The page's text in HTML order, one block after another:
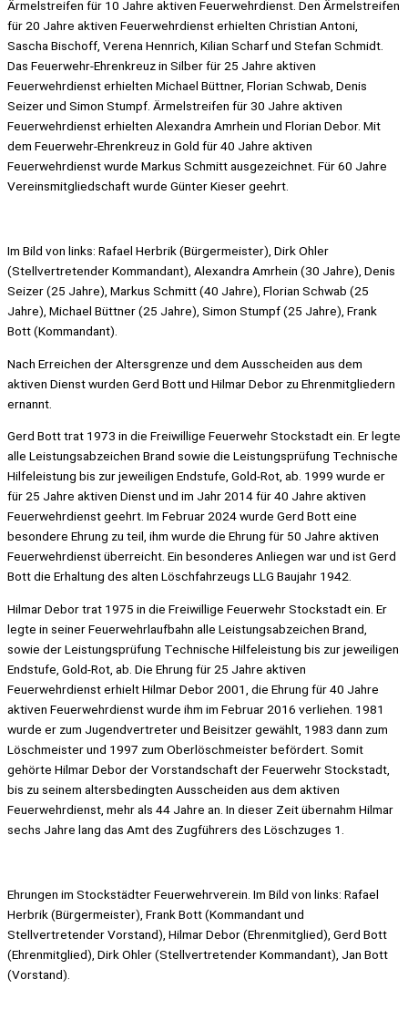
Ärmelstreifen für 10 Jahre aktiven Feuerwehrdienst. Den Ärmelstreifen
für 20 Jahre aktiven Feuerwehrdienst erhielten Christian Antoni,
Sascha Bischoff, Verena Hennrich, Kilian Scharf und Stefan Schmidt.
Das Feuerwehr-Ehrenkreuz in Silber für 25 Jahre aktiven
Feuerwehrdienst erhielten Michael Büttner, Florian Schwab, Denis
Seizer und Simon Stumpf. Ärmelstreifen für 30 Jahre aktiven
Feuerwehrdienst erhielten Alexandra Amrhein und Florian Debor. Mit
dem Feuerwehr-Ehrenkreuz in Gold für 40 Jahre aktiven
Feuerwehrdienst wurde Markus Schmitt ausgezeichnet. Für 60 Jahre
Vereinsmitgliedschaft wurde Günter Kieser geehrt.
Im Bild von links: Rafael Herbrik (Bürgermeister), Dirk Ohler
(Stellvertretender Kommandant), Alexandra Amrhein (30 Jahre), Denis
Seizer (25 Jahre), Markus Schmitt (40 Jahre), Florian Schwab (25
Jahre), Michael Büttner (25 Jahre), Simon Stumpf (25 Jahre), Frank
Bott (Kommandant).
Nach Erreichen der Altersgrenze und dem Ausscheiden aus dem
aktiven Dienst wurden Gerd Bott und Hilmar Debor zu Ehrenmitgliedern
ernannt.
Gerd Bott trat 1973 in die Freiwillige Feuerwehr Stockstadt ein. Er legte
alle Leistungsabzeichen Brand sowie die Leistungsprüfung Technische
Hilfeleistung bis zur jeweiligen Endstufe, Gold-Rot, ab. 1999 wurde er
für 25 Jahre aktiven Dienst und im Jahr 2014 für 40 Jahre aktiven
Feuerwehrdienst geehrt. Im Februar 2024 wurde Gerd Bott eine
besondere Ehrung zu teil, ihm wurde die Ehrung für 50 Jahre aktiven
Feuerwehrdienst überreicht. Ein besonderes Anliegen war und ist Gerd
Bott die Erhaltung des alten Löschfahrzeugs LLG Baujahr 1942.
Hilmar Debor trat 1975 in die Freiwillige Feuerwehr Stockstadt ein. Er
legte in seiner Feuerwehrlaufbahn alle Leistungsabzeichen Brand,
sowie der Leistungsprüfung Technische Hilfeleistung bis zur jeweiligen
Endstufe, Gold-Rot, ab. Die Ehrung für 25 Jahre aktiven
Feuerwehrdienst erhielt Hilmar Debor 2001, die Ehrung für 40 Jahre
aktiven Feuerwehrdienst wurde ihm im Februar 2016 verliehen. 1981
wurde er zum Jugendvertreter und Beisitzer gewählt, 1983 dann zum
Löschmeister und 1997 zum Oberlöschmeister befördert. Somit
gehörte Hilmar Debor der Vorstandschaft der Feuerwehr Stockstadt,
bis zu seinem altersbedingten Ausscheiden aus dem aktiven
Feuerwehrdienst, mehr als 44 Jahre an. In dieser Zeit übernahm Hilmar
sechs Jahre lang das Amt des Zugführers des Löschzuges 1.
Ehrungen im Stockstädter Feuerwehrverein. Im Bild von links: Rafael
Herbrik (Bürgermeister), Frank Bott (Kommandant und
Stellvertretender Vorstand), Hilmar Debor (Ehrenmitglied), Gerd Bott
(Ehrenmitglied), Dirk Ohler (Stellvertretender Kommandant), Jan Bott
(Vorstand).